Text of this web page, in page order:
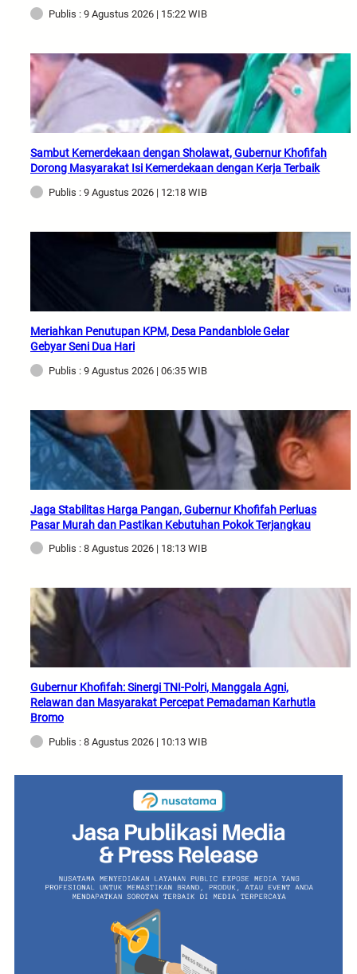
Publis : 9 Agustus 2026 | 15:22 WIB
Sambut Kemerdekaan dengan Sholawat, Gubernur Khofifah
Dorong Masyarakat Isi Kemerdekaan dengan Kerja Terbaik
Publis : 9 Agustus 2026 | 12:18 WIB
Meriahkan Penutupan KPM, Desa Pandanblole Gelar
Gebyar Seni Dua Hari
Publis : 9 Agustus 2026 | 06:35 WIB
Jaga Stabilitas Harga Pangan, Gubernur Khofifah Perluas
Pasar Murah dan Pastikan Kebutuhan Pokok Terjangkau
Publis : 8 Agustus 2026 | 18:13 WIB
Gubernur Khofifah: Sinergi TNI-Polri, Manggala Agni,
Relawan dan Masyarakat Percepat Pemadaman Karhutla
Bromo
Publis : 8 Agustus 2026 | 10:13 WIB